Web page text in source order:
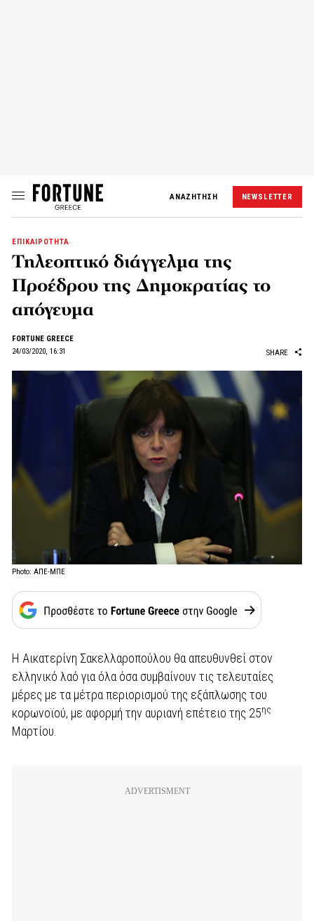
ΑΝΑΖΗΤΗΣΗ NEWSLETTER
ΕΠΙΚΑΙΡΟΤΗΤΑ
Τηλεοπτικό διάγγελμα της
Προέδρου της Δημοκρατίας το
απόγευμα
FORTUNE GREECE
24/03/2020, 16:31
SHARE
Photo: ΑΠΕ-ΜΠΕ
Η Αικατερίνη Σακελλαροπούλου θα απευθυνθεί στον
ελληνικό λαό για όλα όσα συμβαίνουν τις τελευταίες
μέρες με τα μέτρα περιορισμού της εξάπλωσης του
κορωνοϊού, με αφορμή την αυριανή επέτειο της 25ης
Μαρτίου.